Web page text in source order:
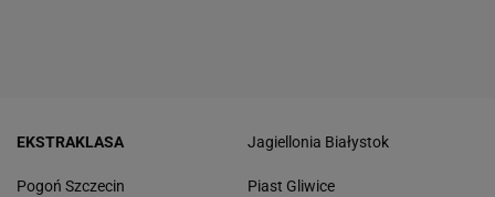
EKSTRAKLASA
Pogoń Szczecin
Jagiellonia Białystok
Piast Gliwice